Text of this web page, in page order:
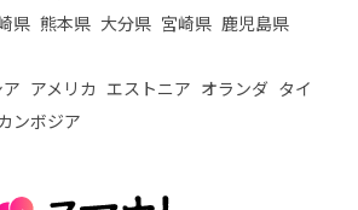
県 熊本県 大分県 宮崎県 鹿児島県
アメリカ エストニア オランダ タイ
ンボジア